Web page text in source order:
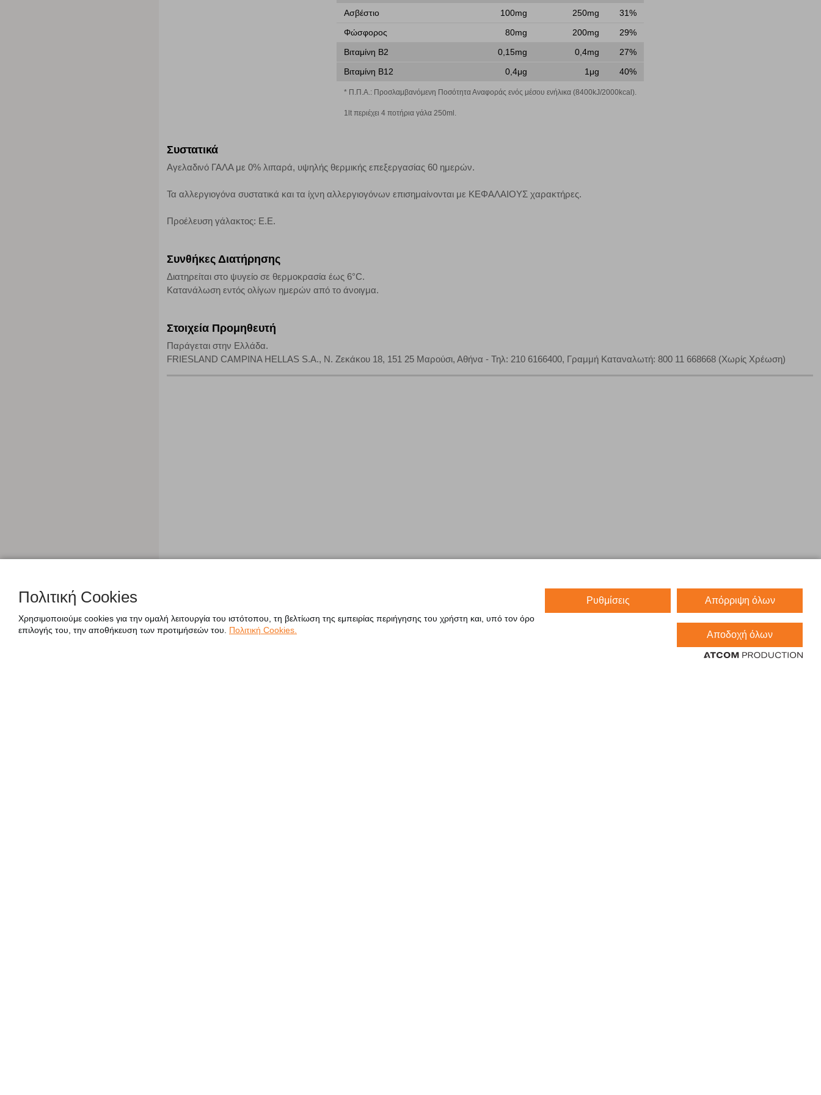
Ασβέστιο
100mg 250mg
31%
Φώσφορος
80mg 200mg
29%
Βιταμίνη Β2
0,15mg 0,4mg
27%
Βιταμίνη Β12
0,4μg 1μg 40%
* Π.Π.Α.: Προσλαμβανόμενη Ποσότητα Αναφοράς ενός μέσου ενήλικα (8400kJ/2000kcal).
1lt περιέχει 4 ποτήρια γάλα 250ml.
Συστατικά
Αγελαδινό ΓΑΛΑ με 0% λιπαρά, υψηλής θερμικής επεξεργασίας 60 ημερών.
Τα αλλεργιογόνα συστατικά και τα ίχνη αλλεργιογόνων επισημαίνονται με ΚΕΦΑΛΑΙΟΥΣ χαρακτήρες.
Προέλευση γάλακτος: Ε.Ε.
Συνθήκες Διατήρησης
Διατηρείται στο ψυγείο σε θερμοκρασία έως 6°C.
Κατανάλωση εντός ολίγων ημερών από το άνοιγμα.
Στοιχεία Προμηθευτή
Παράγεται στην Ελλάδα.
FRIESLAND CAMPINA HELLAS S.A., Ν. Ζεκάκου 18, 151 25 Μαρούσι, Αθήνα - Τηλ: 210 6166400, Γραμμή Καταναλωτή: 800 11 668668 (Χωρίς Χρέωση)
Πολιτική Cookies
Χρησιμοποιούμε cookies για την ομαλή λειτουργία του ιστότοπου, τη βελτίωση της εμπειρίας περιήγησης του χρήστη και, υπό τον όρο
επιλογής του, την αποθήκευση των προτιμήσεών του.
Πολιτική Cookies.
Ρυθμίσεις Απόρριψη όλων
Αποδοχή όλων
Η συγκεκριμένη κατηγορία cookies μας δίνει τη δυνατότητα να ενημερωνόμαστε για την επισκεψιμότητα του ιστότοπού μας, ώστε να μπορούμε να βελτιώσουμε την απόδοσή του. Μας βοηθούν
τα cookies είναι συγκεντρωτικές και, συνεπώς, ανώνυμες. Αν δεν επιτρέψετε την αποδοχή αυτής της κατηγορίας cookies, δεν θα γνωρίζουμε πότε έχετε επισκεφθεί την τοποθεσία μας.
Η συγκεκριμένη κατηγορία cookies είναι απαραίτητη για τη λειτουργία του ιστότοπου και ενεργοποιημένη. Έχετε ωστόσο τη δυνατότητα να ρυθμίσετε το πρόγραμμα περιήγησής σας ώστε να
Αποθήκευση ρυθμίσεων